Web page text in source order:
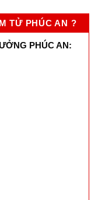
TỬ PHÚC AN ?
PHÚC AN: